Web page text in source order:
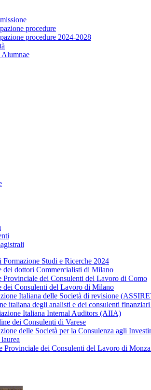
procedure
procedure 2024-2028
Alumnae
Studi e Ricerche 2024
dei dottori Commercialisti di Milano
Provinciale dei Consulenti del Lavoro di Como
dei Consulenti del Lavoro di Milano
Italiana delle Società di revisione
italiana degli analisti e dei consulenti
Italiana Internal Auditors (AIIA)
dei Consulenti di Varese
delle Società per la Consulenza agli
Provinciale dei Consulenti del Lavoro di